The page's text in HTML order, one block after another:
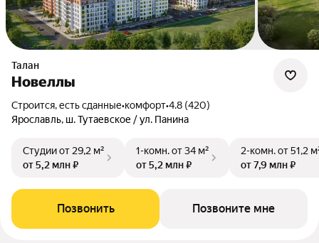
Талан
Новеллы
Строится, есть сданные•комфорт•4.8 (420)
Ярославль, ш. Тутаевское / ул. Панина
Студииот 29,2 м²
от 5,2 млн ₽
1-комн.от 34 м²
от 5,2 млн ₽
2-комн.от 51,2
от 7,9 млн ₽
Позвонить Позвоните мне